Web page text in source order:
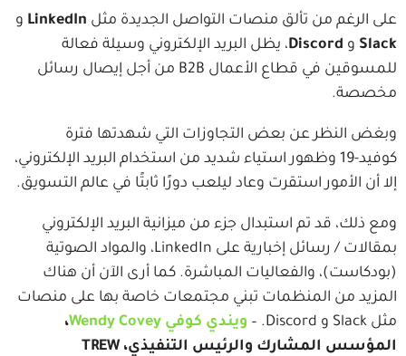
على الرغم من تألق منصات التواصل الجديدة مثل LinkedIn و
Slack و Discord، يظل البريد الإلكتروني وسيلة فعالة
للمسوقين في قطاع الأعمال B2B من أجل إيصال رسائل
مخصصة.
وبغض النظر عن بعض التجاوزات التي شهدتها فترة
كوفيد-19 وظهور استياء شديد من استخدام البريد الإلكتروني،
إلا أن الأمور استقرت وعاد ليلعب دورًا ثابتًا في عالم التسويق.
ومع ذلك، قد تم استبدال جزء من ميزانية البريد الإلكتروني
بمقالات / رسائل إخبارية على LinkedIn، والمواد الصوتية
(بودكاست)، والفعاليات المباشرة. كما أرى الآن أن هناك
المزيد من المنظمات تبني مجتمعات خاصة بها على منصات
مثل Slack و Discord. –
ويندي كوفي Wendy Covey
،
المؤسس المشارك والرئيس التنفيذي، TREW